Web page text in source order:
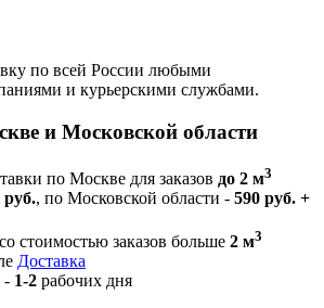
по всей России любыми
и курьерскими службами.
и Московской области
по Москве для заказов до 2 м3
руб., по Московской области - 590 руб. +
стоимостью заказов больше 2 м3
Доставка
- 1-2 рабочих дня